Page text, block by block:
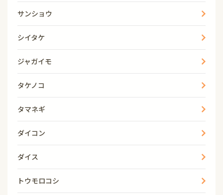
サンショウ
シイタケ
ジャガイモ
タケノコ
タマネギ
ダイコン
ダイス
トウモロコシ